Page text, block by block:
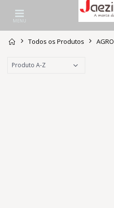
MENU
Todos os Produtos